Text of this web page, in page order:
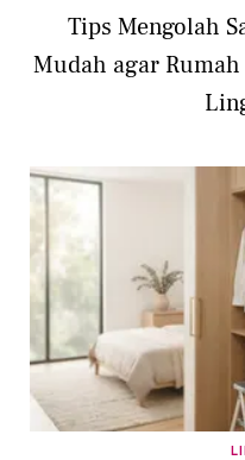
Tips Mengolah
Mudah agar